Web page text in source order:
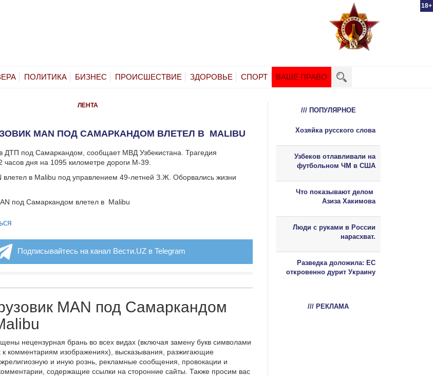
18+
ПОЛИТИКА БИЗНЕС ПРОИСШЕСТВИЕ ЗДОРОВЬЕ СПОРТ ВАШЕ ПРАВО
ЛЕНТА
MAN ПОД САМАРКАНДОМ ВЛЕТЕЛ В MALIBU
ДТП под Самаркандом, сообщает МВД Узбекистана. Трагедия
дня на 1095 километре дороги М-39.
влетел в Malibu под управлением 49-летней З.Ж. Оборвались жизни
Подписывайтесь на канал Вести.UZ в Telegram
MAN под Самаркандом
нецензурная брань во всех видах (включая замену букв символами
комментариям изображениях), высказывания, разжигающие
и иную рознь, рекламные сообщения, провокации и
содержащие ссылки на сторонние сайты. Также просим вас
/// ПОПУЛЯРНОЕ
Хозяйка русского слова
Узбеков отлавливали на
футбольном ЧМ в США
Что показывают делом
Азиза Хакимова
Люди с руками в России
нарасхват.
Разведка доложила: ЕС
откровенно дурит Украину
/// РЕКЛАМА